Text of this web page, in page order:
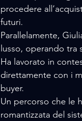
procedere
futuri.
Parallelamente,
lusso, operando tra
Ha lavorato in
direttamente con i
buyer.
Un percorso che le
romantizzata del